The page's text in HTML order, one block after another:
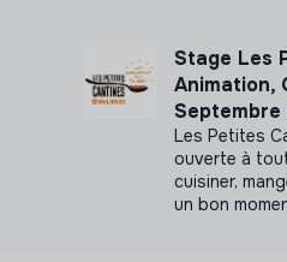
Stage Les
Animation,
Septembre
Les Petites
ouverte à
cuisiner,
un bon